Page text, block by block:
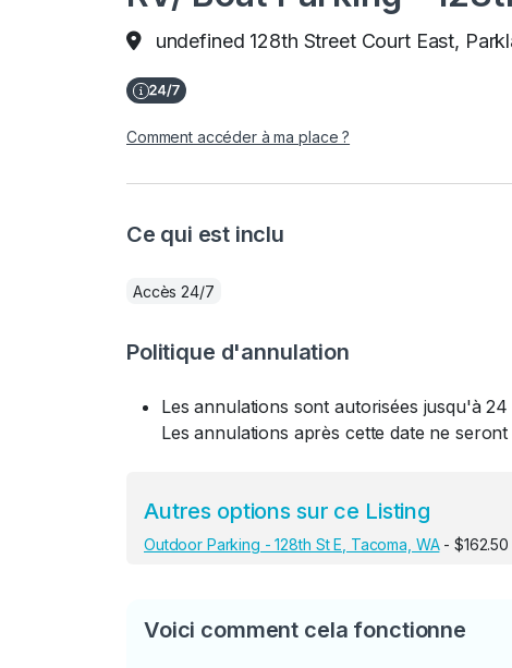
undefined 128th Street Court East,
Comment accéder à ma place ?
Ce qui est inclu
Accès 24/7
Politique d'annulation
Les annulations sont autorisées jusqu'à
Les annulations après cette date ne
Autres options sur ce Listing
Outdoor Parking - 128th St E, Tacoma, WA- $162.50
Voici comment cela fonctionne